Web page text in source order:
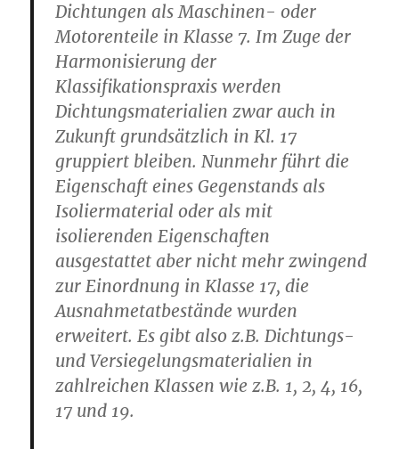
Dichtungen als Maschinen- oder
Motorenteile in Klasse 7. Im Zuge der
Harmonisierung der
Klassifikationspraxis werden
Dichtungsmaterialien zwar auch in
Zukunft grundsätzlich in Kl. 17
gruppiert bleiben. Nunmehr führt die
Eigenschaft eines Gegenstands als
Isoliermaterial oder als mit
isolierenden Eigenschaften
ausgestattet aber nicht mehr zwingend
zur Einordnung in Klasse 17, die
Ausnahmetatbestände wurden
erweitert. Es gibt also z.B. Dichtungs-
und Versiegelungsmaterialien in
zahlreichen Klassen wie z.B. 1, 2, 4, 16,
17 und 19.